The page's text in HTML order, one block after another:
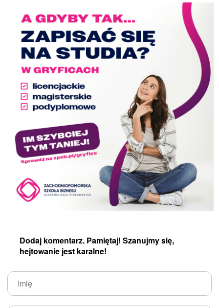
Dodaj komentarz. Pamiętaj! Szanujmy się,
hejtowanie jest karalne!